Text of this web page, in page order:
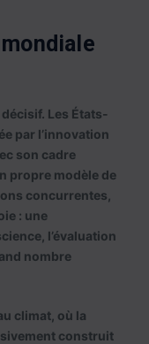
Les États-
par l’innovation
son cadre
propre modèle de
concurrentes,
: une
l’évaluation
nombre
climat, où la
construit